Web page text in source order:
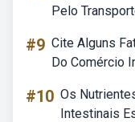
Pelo
#9 Cite Alguns
Do Comércio
#10 Os
Intestinais